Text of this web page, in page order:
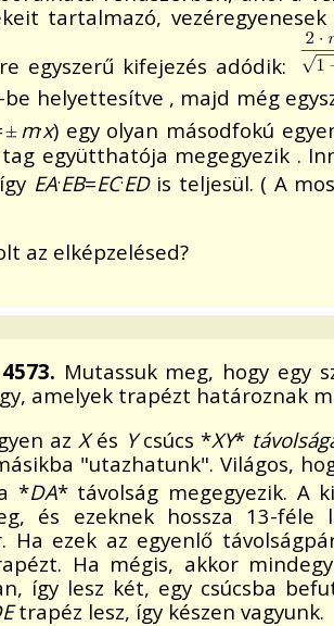
tartalmazó,
egyszerű kifejezés adódik:
-be helyettesítve , majd még
m.x) egy olyan másodfokú
együtthatója megegyezik .
EA.EB=EC.EDis teljesül. ( A
az elképzelésed?
Mutassuk meg, hogy egy
amelyek trapézt határoznak
az Xés Ycsúcs *XY*
"utazhatunk". Világos,
*DA* távolság megegyezik. A
és ezeknek hossza 13-
Ha ezek az egyenlő
Ha mégis, akkor
így lesz két, egy csúcsba
trapéz lesz, így készen vagyunk.